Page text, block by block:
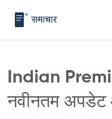
Indian
नवीनतम अपडेट